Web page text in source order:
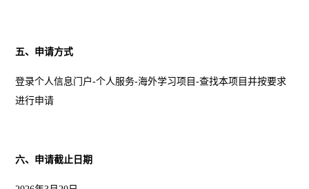
五、申请方式
登录个人信息门户-个人服务-海外学习项目-查找本项目并按要求
进行申请
六、申请截止日期